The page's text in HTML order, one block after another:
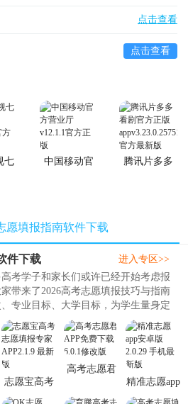
点击查看
点击查看
七
中国移动官
腾讯片多多
愿填报指南软件下载
件下载
考学子和家长们或许已经开始考虑报
带来了2026高考志愿填报技巧与指南
专业目标、大学目标，为学生量身定
..
进入专区>>
志愿宝高考
志愿填报专
高考志愿君
载6.0.1修改
精准志愿app
安卓版